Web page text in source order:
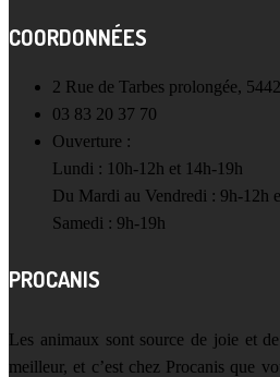
COORDONNÉES
2 Rue de Tarbes prolongée,
03 83 20 37 70
Ouverture :
Lundi : 10h-12h et 14h-19h
Du Mardi au Vendredi : 9h-12h
Samedi : 9h-19h
PROCANIS
Les animaux sont source de joie et
meilleur, et c’est chez Procanis que